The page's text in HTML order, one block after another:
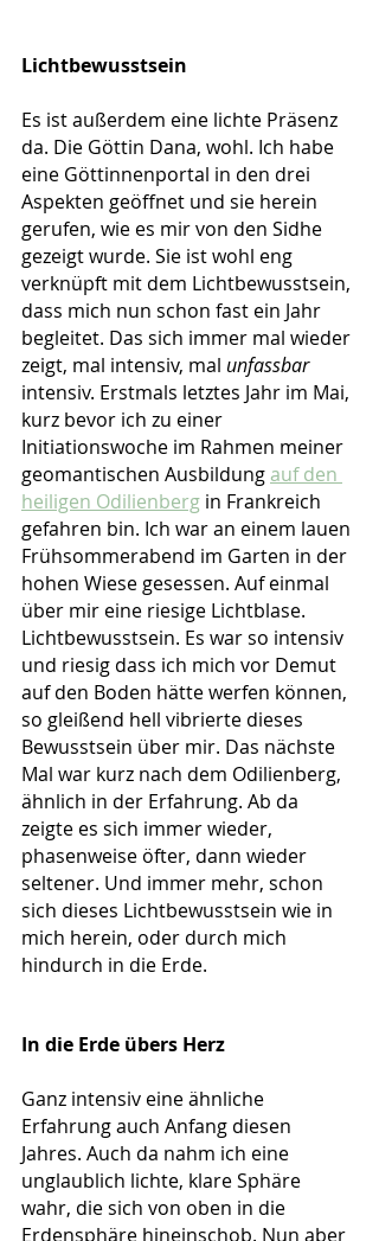
Lichtbewusstsein
Es ist außerdem eine lichte Präsenz
da. Die Göttin Dana, wohl. Ich habe
eine Göttinnenportal in den drei
Aspekten geöffnet und sie herein
gerufen, wie es mir von den Sidhe
gezeigt wurde. Sie ist wohl eng
verknüpft mit dem Lichtbewusstsein,
dass mich nun schon fast ein Jahr
begleitet. Das sich immer mal wieder
zeigt, mal intensiv, mal unfassbar
intensiv. Erstmals letztes Jahr im Mai,
kurz bevor ich zu einer
Initiationswoche im Rahmen meiner
geomantischen Ausbildung auf den
heiligen Odilienberg in Frankreich
gefahren bin. Ich war an einem lauen
Frühsommerabend im Garten in der
hohen Wiese gesessen. Auf einmal
über mir eine riesige Lichtblase.
Lichtbewusstsein. Es war so intensiv
und riesig dass ich mich vor Demut
auf den Boden hätte werfen können,
so gleißend hell vibrierte dieses
Bewusstsein über mir. Das nächste
Mal war kurz nach dem Odilienberg,
ähnlich in der Erfahrung. Ab da
zeigte es sich immer wieder,
phasenweise öfter, dann wieder
seltener. Und immer mehr, schon
sich dieses Lichtbewusstsein wie in
mich herein, oder durch mich
hindurch in die Erde.
In die Erde übers Herz
Ganz intensiv eine ähnliche
Erfahrung auch Anfang diesen
Jahres. Auch da nahm ich eine
unglaublich lichte, klare Sphäre
wahr, die sich von oben in die
Erdensphäre hineinschob. Nun aber